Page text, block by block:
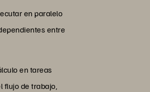
en paralelo
entre
en tareas
de trabajo,